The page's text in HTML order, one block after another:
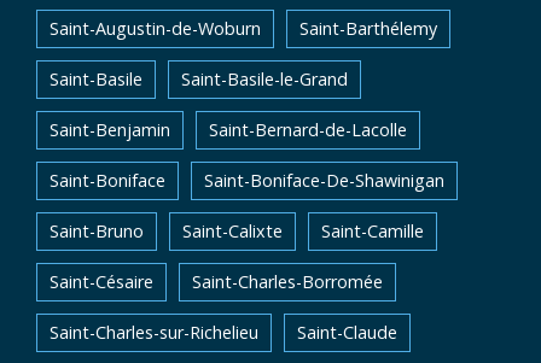
Saint-Augustin-de-Woburn Saint-Barthélemy
Saint-Basile Saint-Basile-le-Grand
Saint-Benjamin Saint-Bernard-de-Lacolle
Saint-Boniface Saint-Boniface-De-Shawinigan
Saint-Bruno Saint-Calixte Saint-Camille
Saint-Césaire Saint-Charles-Borromée
Saint-Charles-sur-Richelieu Saint-Claude